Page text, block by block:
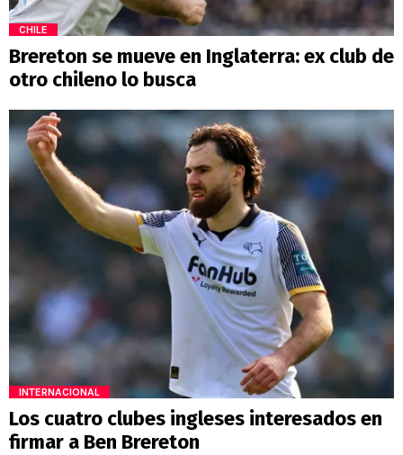
CHILE
Brereton se mueve en Inglaterra: ex club de
otro chileno lo busca
INTERNACIONAL
Los cuatro clubes ingleses interesados en
firmar a Ben Brereton